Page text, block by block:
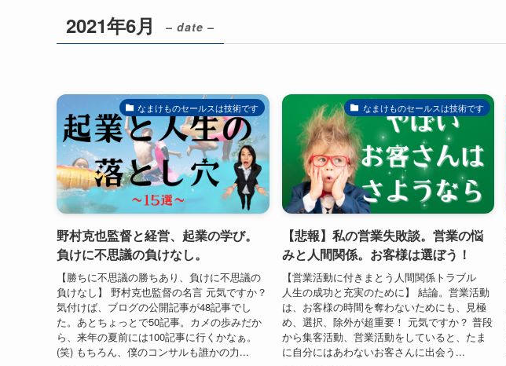
2021年6月 – date –
なまけものセールスは技術です
野村克也監督と経営、起業の学び。
負けに不思議の負けなし。
【勝ちに不思議の勝ちあり、負けに不思議の
負けなし】 野村克也監督の名言 元気ですか？
気付けば、ブログの公開記事が48記事でし
た。あとちょっとで50記事。カメの歩みだか
ら、来年の夏前には100記事に行くかなぁ。
(笑) もちろん、僕のコンサルも誰かの力...
なまけものセールスは技術です
【悲報】私の営業失敗談。営業の悩
みと人間関係。お客様は選ぼう！
【営業活動に付きまとう人間関係トラブル
人生の成功と充実のために】 結論。営業活動
は、お客様の時間を奪わないためにも、見極
め、選択、除外が超重要！ 元気ですか？ 普段
から集客活動、営業活動をしていると、たま
に自分にはあわないお客さんに出会う...